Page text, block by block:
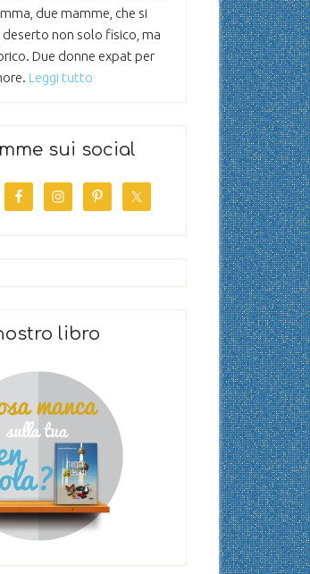
due mamme, che si
non solo fisico, ma
Due donne expat per
Leggi tutto
sui social
libro